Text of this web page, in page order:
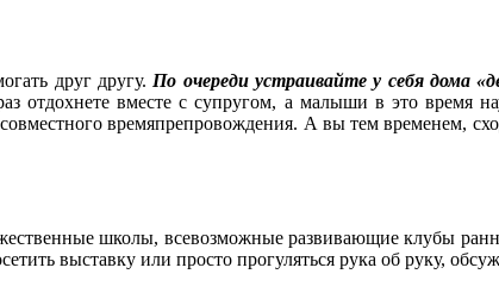
друг другу. По очереди устраивайте у себя дома
отдохнете вместе с супругом, а малыши в это время
времяпрепровождения. А вы тем временем,
школы, всевозможные развивающие клубы
выставку или просто прогуляться рука об руку,